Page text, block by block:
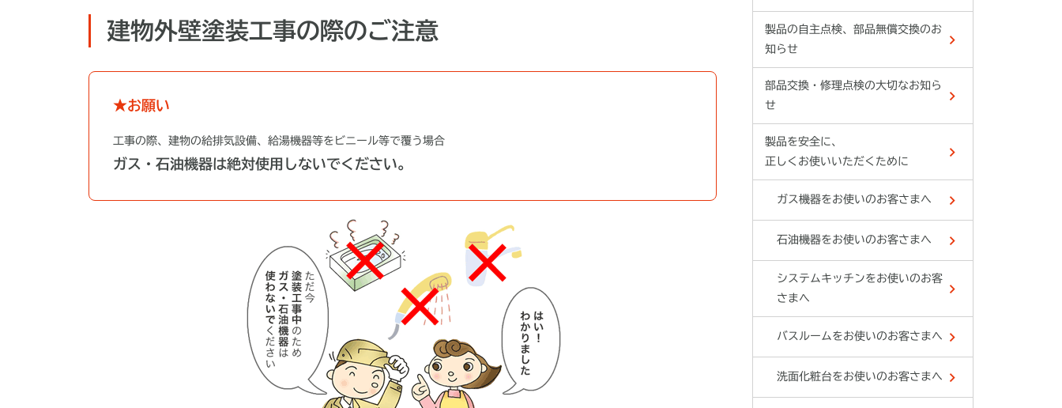
建物外壁塗装工事の際のご注意
★お願い
工事の際、建物の給排気設備、給湯機器等をビニール等で覆う場合
ガス・石油機器は絶対使用しないでください。
製品の自主点検、部品無償交換のお
知らせ
部品交換・修理点検の大切なお知ら
せ
製品を安全に、
正しくお使いいただくために
ガス機器をお使いのお客さまへ
石油機器をお使いのお客さまへ
システムキッチンをお使いのお客
さまへ
バスルームをお使いのお客さまへ
洗面化粧台をお使いのお客さまへ